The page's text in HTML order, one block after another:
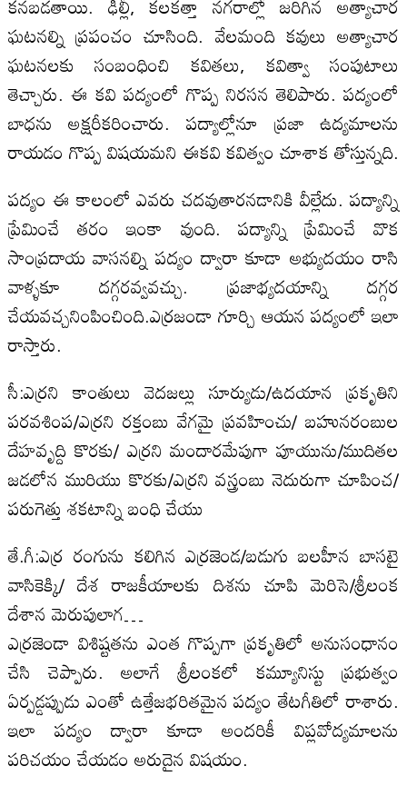
ఘటనల్ని ప్రపంచం చూసింది. వేలమంది కవులు అత్యాచార
ఘటనలకు సంబంధించి కవితలు, కవిత్వా సంపుటాలు
తెచ్చారు. ఈ కవి పద్యంలో గొప్ప నిరసన తెలిపారు. పద్యంలో
బాధను అక్షరీకరించారు. పద్యాల్లోనూ ప్రజా ఉద్యమాలను
రాయడం గొప్ప విషయమని ఈకవి కవిత్వం చూశాక తోస్తున్నది.
పద్యం ఈ కాలంలో ఎవరు చదవుతారనడానికి వీల్లేదు. పద్యాన్ని
ప్రేమించే తరం ఇంకా వుంది. పద్యాన్ని ప్రేమించే వొక
సాంప్రదాయ వాసనల్ని పద్యం ద్వారా కూడా అభ్యుదయం రాసి
వాళ్ళకూ దగ్గరవ్వవచ్చు. ప్రజాభ్యదయాన్ని దగ్గర
చేయవచ్చనింపించింది.ఎర్రజండా గూర్చి ఆయన పద్యంలో ఇలా
రాస్తారు.
సీ:ఎర్రని కాంతులు వెదజల్లు సూర్యుడు/ఉదయాన ప్రకృతిని
పరవశింప/ఎర్రని రక్తంబు వేగమై ప్రవహించు/ బహునరంబుల
దేహవృద్ది కొరకు/ ఎర్రని మందారమేపుగా పూయును/ముదితల
జడలోన మురియు కొరకు/ఎర్రని వస్త్రంబు నెదురుగా చూపించ/
పరుగెత్తు శకటాన్ని బంధి చేయు
తే.గీ:ఎర్ర రంగును కలిగిన ఎర్రజెండ/బడుగు బలహీన బాసటై
వాసికెక్కి/ దేశ రాజకీయాలకు దిశను చూపి మెరిసె/శ్రీలంక
దేశాన మెరుపులాగ…
ఎర్రజెండా విశిష్టతను ఎంత గొప్పగా ప్రకృతిలో అనుసంధానం
చేసి చెప్పారు. అలాగే శ్రీలంకలో కమ్యూనిస్టు ప్రభుత్వం
ఏర్పడ్డప్పుడు ఎంతో ఉత్తేజభరితమైన పద్యం తేటగీతిలో రాశారు.
ఇలా పద్యం ద్వారా కూడా అందరికీ విప్లవోద్యమాలను
పరిచయం చేయడం అరుదైన విషయం.